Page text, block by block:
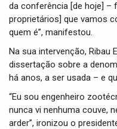
da conferência [de hoje] –
proprietários] que vamos
quem é”, manifestou.
Na sua intervenção, Ribau
dissertação sobre a
há anos, a ser usada – e
“Eu sou engenheiro
nunca vi nenhuma couve,
arder”, ironizou o